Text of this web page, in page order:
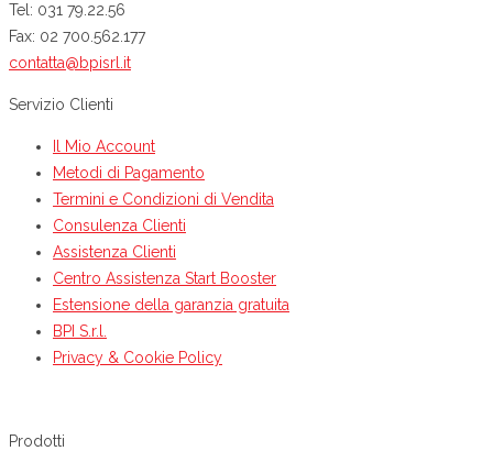
Tel: 031 79.22.56
Fax: 02 700.562.177
contatta@bpisrl.it
Servizio Clienti
Il Mio Account
Metodi di Pagamento
Termini e Condizioni di Vendita
Consulenza Clienti
Assistenza Clienti
Centro Assistenza Start Booster
Estensione della garanzia gratuita
BPI S.r.l.
Privacy & Cookie Policy
Prodotti